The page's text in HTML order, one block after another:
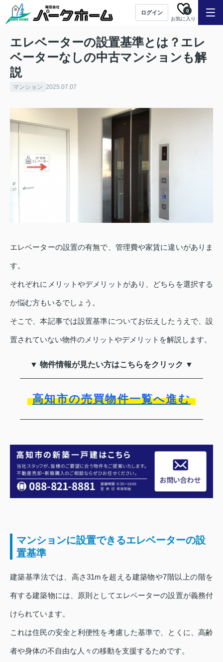
ログイン
お気に入り
0
エレベーターの設置基準とは？エレ
ベーターなしの中古マンションも解
説
マンション 2025.07.07
エレベーターの設置の有無で、管理費や家賃に違いがありま
す。
それぞれにメリットやデメリットがあり、どちらを選択する
か悩む方もいるでしょう。
そこで、本記事では設置基準についてお伝えしたうえで、設
置されていない物件のメリットやデメリットを解説します。
▼ 物件情報が見たい方はこちらをクリック ▼
高知市の売買物件一覧へ進む
マンションに設置できるエレベーターの設
置基準
建築基準法では、高さ31mを超える建築物や7階以上の階を
有する建築物には、原則としてエレベーターの設置が義務付
けられています。
これは住民の安全と利便性を考慮した基準で、とくに、高齢
者や身体の不自由な人々の移動を支援するためです。